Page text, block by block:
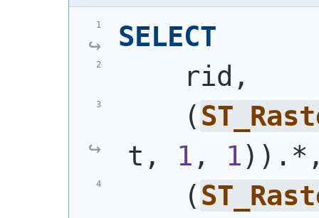
SELECT
    rid,
(
t, 1 , 1) )
(